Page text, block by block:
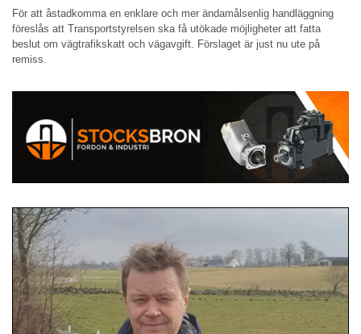
För att åstadkomma en enklare och mer ändamålsenlig handläggning
föreslås att Transportstyrelsen ska få utökade möjligheter att fatta
beslut om vägtrafikskatt och vägavgift. Förslaget är just nu ute på
remiss.